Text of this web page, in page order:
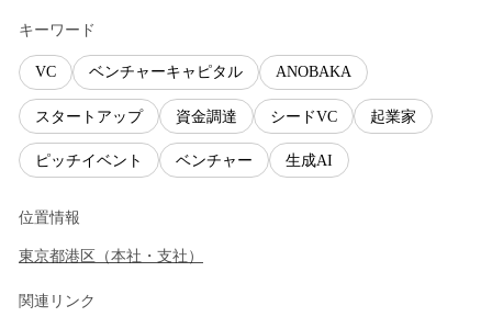
キーワード
VC ベンチャーキャピタル ANOBAKA
スタートアップ 資金調達 シードVC 起業家
ピッチイベント ベンチャー 生成AI
位置情報
東京都港区 （本社・支社 ）
関連リンク